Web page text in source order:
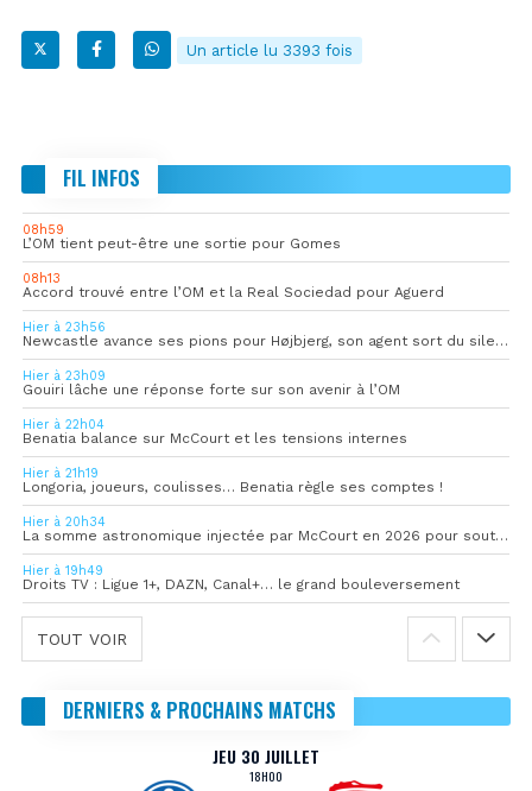
Un article lu 3393 fois
FIL INFOS
08h59
L’OM tient peut-être une sortie pour Gomes
08h13
Accord trouvé entre l’OM et la Real Sociedad pour Aguerd
Hier à 23h56
Newcastle avance ses pions pour Højbjerg, son agent sort du silence
Hier à 23h09
Gouiri lâche une réponse forte sur son avenir à l’OM
Hier à 22h04
Benatia balance sur McCourt et les tensions internes
Hier à 21h19
Longoria, joueurs, coulisses… Benatia règle ses comptes !
Hier à 20h34
La somme astronomique injectée par McCourt en 2026 pour soutenir l’OM
Hier à 19h49
Droits TV : Ligue 1+, DAZN, Canal+… le grand bouleversement
TOUT VOIR
DERNIERS & PROCHAINS MATCHS
JEU 30 JUILLET
18H00